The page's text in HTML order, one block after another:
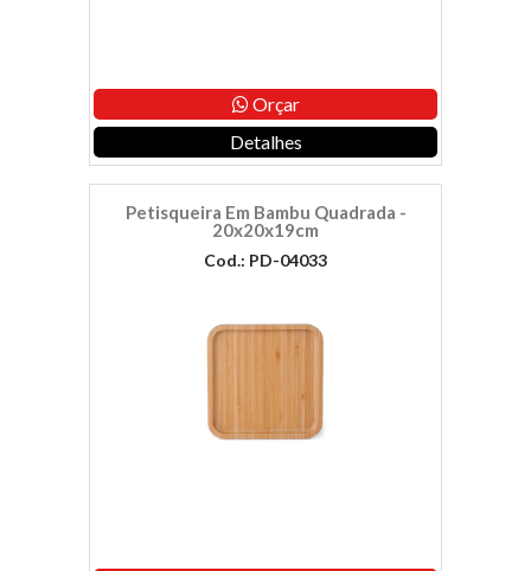
Orçar
Detalhes
Petisqueira Em Bambu Quadrada -
20x20x19cm
Cod.: PD-04033